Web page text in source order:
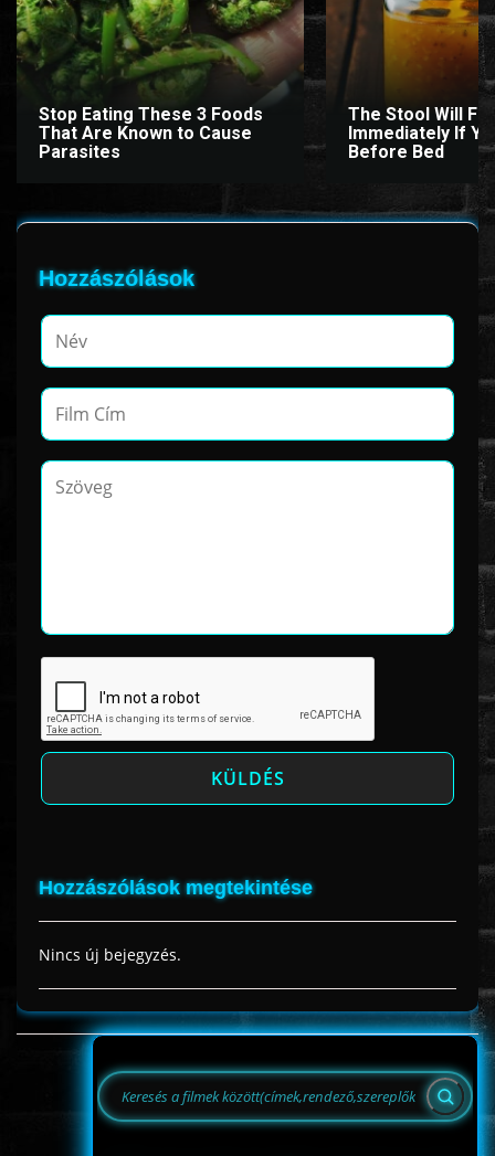
Stop Eating These 3 Foods
That Are Known to Cause
Parasites
The Stool Will Fly
Immediately If
Before Bed
Hozzászólások
Hozzászólások megtekintése
Nincs új bejegyzés.